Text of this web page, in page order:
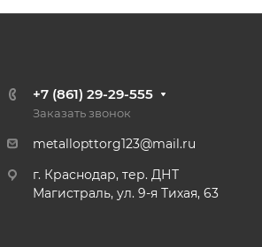
+7 (861) 29-29-555
Заказать звонок
metallopttorg123@mail.ru
г. Краснодар, тер. ДНТ
Магистраль, ул. 9-я Тихая, 63